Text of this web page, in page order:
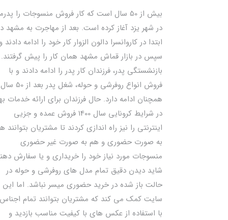
بیش از 50 سال است که کار فروش منسوجات را
در شهر یزد آغاز کرده است. بعد از مهاجرت به مشهد
ابتدا در کاروانسرا دالون الزوار کار خود را ادامه دادند و
سپس در بازار قماش مشهد همان کار را پیش گرفتند.
بازنشستگی پدر، فرزندان کار پدر را ادامه دادند و با
فروش انواع روفرشی و حوله، شغل پدر بعد از 50 سال
همچنان ادامه دارد. حال فرزندان برای ارائه خدمات
در شرایط کرونایی سال 1400 فروش عمده و جزیی
اینترنتی را نیز راه اندازی کردند تا مشتریان بتوانند
به صورت حضوری و هم به صورت غیر حضوری
منسوجات مورد نیاز خود را خریداری و یا سفارش
شاید دیدن دقیق تمام مدل های روفرشی و حوله در
حالت باز شده در خرید حضوری میسر نباشد. اما این
سایت کمک می کند که مشتریان بتوانند تمام اجناس
با استفاده از عکس های با کیفیت مناسب بازدید و